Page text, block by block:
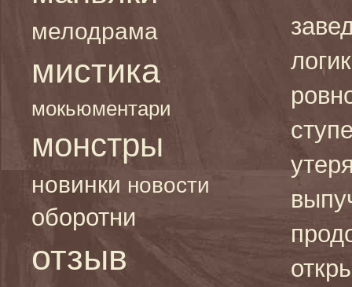
мелодрама
мистика
мокьюментари
монстры
новинки новости
оборотни
отзыв